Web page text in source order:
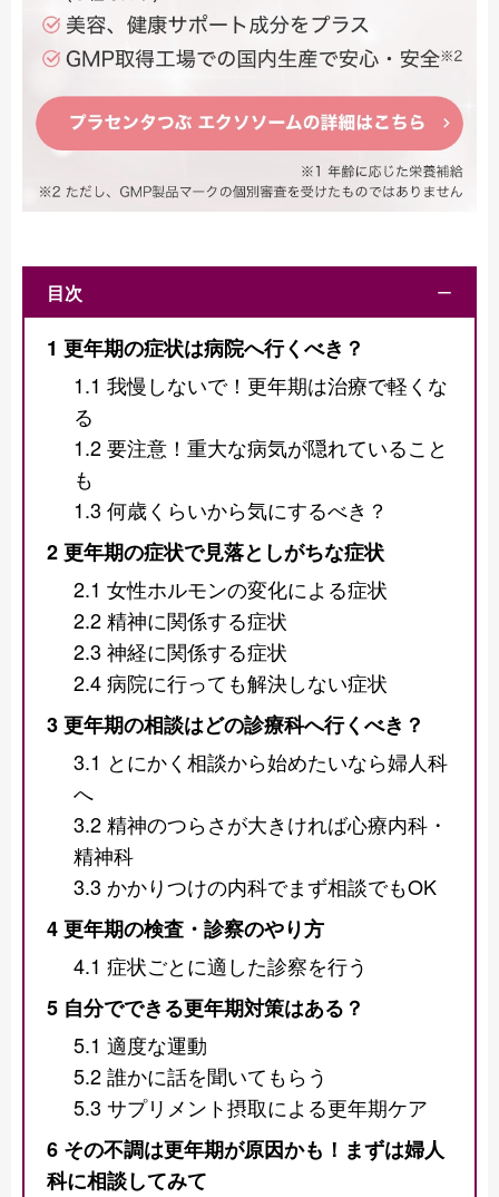
目次 ー
1 更年期の症状は病院へ行くべき？
1.1 我慢しないで！更年期は治療で軽くな
る
1.2要注意！重大な病気が隠れていること
も
1.3 何歳くらいから気にするべき？
2更年期の症状で見落としがちな症状
2.1 女性ホルモンの変化による症状
2.2精神に関係する症状
2.3 神経に関係する症状
2.4病院に行っても解決しない症状
3更年期の相談はどの診療科へ行くべき？
3.1 とにかく相談から始めたいなら婦人科
へ
3.2精神のつらさが大きければ心療内科・
精神科
3.3 かかりつけの内科でまず相談でもOK
4更年期の検査・診察のやり方
4.1 症状ごとに適した診察を行う
5 自分でできる更年期対策はある？
5.1 適度な運動
5.2誰かに話を聞いてもらう
5.3 サプリメント摂取による更年期ケア
6 その不調は更年期が原因かも！まずは婦人
科に相談してみて